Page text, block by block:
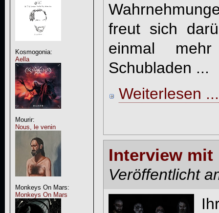
Kosmogonia:
Aella
Mourir:
Nous, le venin
Monkeys On Mars:
Monkeys On Mars
freut sich
einmal
Schubladen ...
Weiterlesen ...
Interview mit
Veröffentlicht